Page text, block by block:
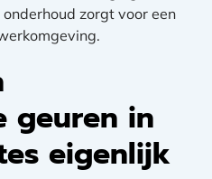
zorgt voor een
geuren in
eigenlijk